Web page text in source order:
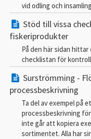
vid odling och
Stöd till vissa
fiskeriprodukter
På den här sidan
checklistan för
Surströmming -
processbeskrivning
Ta del av exempel på
processbeskrivning
inte går att kopiera
sortimentet. Alla har